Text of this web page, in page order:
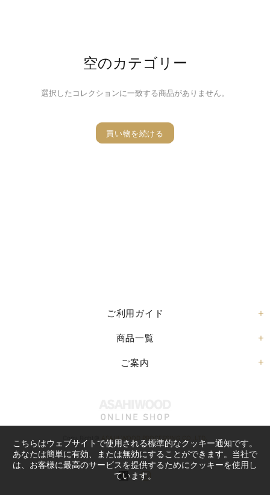
空のカテゴリー
選択したコレクションに一致する商品がありません。
買い物を続ける
ご利用ガイド
商品一覧
ご案内
Copy Right© ASAHI WOOD PROCESSING CO.,LTD.
こちらはウェブサイトで使用される標準的なクッキー通知です。
あなたは簡単に有効、または無効にすることができます。当社で
は、お客様に最高のサービスを提供するためにクッキーを使用し
ています。